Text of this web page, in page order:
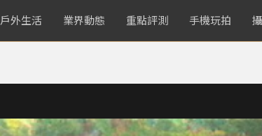
戶外生活 業界動態 重點評測 手機玩拍